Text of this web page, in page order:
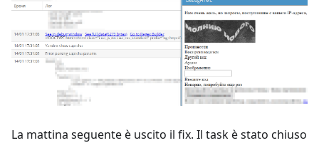
La mattina seguente è uscito il fix. Il task è stato chiuso